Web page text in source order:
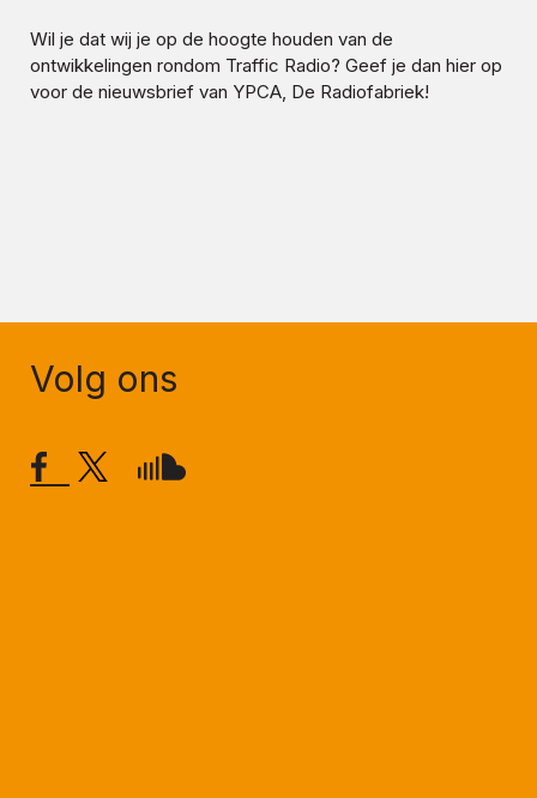
Wil je dat wij je op de hoogte houden van de
ontwikkelingen rondom Traffic Radio? Geef je dan hier op
voor de nieuwsbrief van YPCA, De Radiofabriek!
Volg ons